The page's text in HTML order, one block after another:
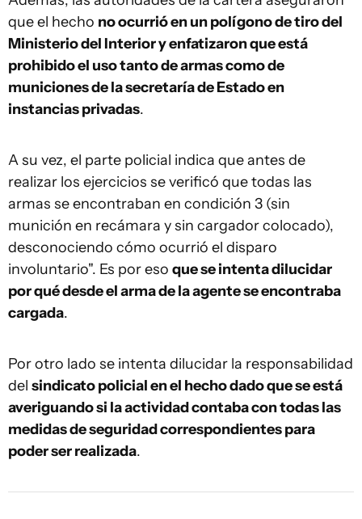
que el hecho no ocurrió en un polígono de tiro del
Ministerio del Interior y enfatizaron que está
prohibido el uso tanto de armas como de
municiones de la secretaría de Estado en
instancias privadas.
A su vez, el parte policial indica que antes de
realizar los ejercicios se verificó que todas las
armas se encontraban en condición 3 (sin
munición en recámara y sin cargador colocado),
desconociendo cómo ocurrió el disparo
involuntario". Es por eso que se intenta dilucidar
por qué desde el arma de la agente se encontraba
cargada.
Por otro lado se intenta dilucidar la responsabilidad
del sindicato policial en el hecho dado que se está
averiguando si la actividad contaba con todas las
medidas de seguridad correspondientes para
poder ser realizada.